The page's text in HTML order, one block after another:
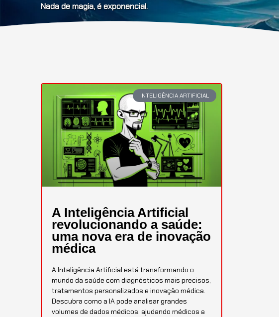
Nada de magia, é exponencial.
INTELIGÊNCIA ARTIFICIAL
A Inteligência Artificial
revolucionando a saúde:
uma nova era de inovação
médica
A Inteligência Artificial está transformando o
mundo da saúde com diagnósticos mais precisos,
tratamentos personalizados e inovação médica.
Descubra como a IA pode analisar grandes
volumes de dados médicos, ajudando médicos a